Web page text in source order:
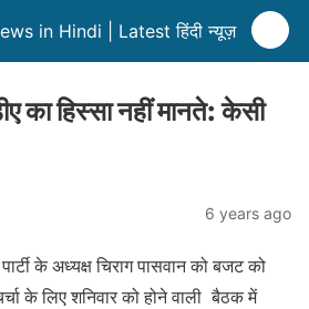
in Hindi | Latest हिंदी न्यूज़
का हिस्सा नहीं मानते: केसी
6 years ago
के अध्यक्ष चिराग पासवान को बजट को
के लिए शनिवार को होने वाली बैठक में